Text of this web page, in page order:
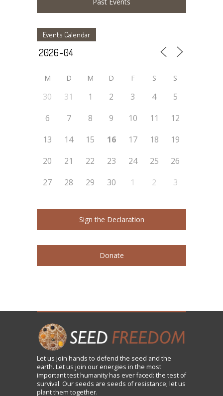
Events Calendar
M D M D F S S
30 31 1 2 3 4
5
6
7 8 9 10 11
12
13
14 15 16 17 18
19
20
21 22 23 24 25
26
27
28 29 30 1 2 3
Sign the Declaration
Donate
Let us join hands to defend the seed and the
earth. Let us join our energies in the most
important test humanity has ever faced: the test of
survival. Our seeds are seeds of resistance; let us
plant them together.